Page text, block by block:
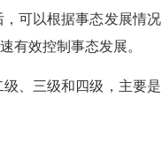
可以根据事态发展情况
有效控制事态发展。
、三级和四级，主要是